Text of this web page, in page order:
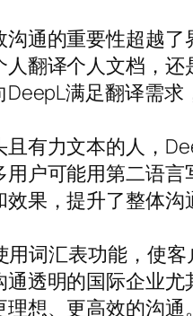
通的重要性超越
翻译个人文档，
满足翻译需求
有力文本的人，
户可能用第二语
果，提升了整体沟
用词汇表功能，使
透明的国际企业
想、更高效的沟